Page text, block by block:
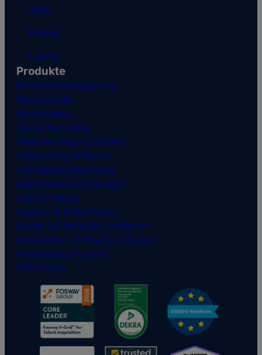
Jobs
Presse
Events
Produkte
Bewerbermanagement
Karriereseite
Multiposting
Social Recruiting
Stellenanzeigen schalten
Onboarding Software
Arbeitgeberbewertung
Mitarbeiterempfehlungen
Agency Modul
Support & Hilfe-Center
Kodex für ethisches Verhalten
Datenschutz Software & Service
Hinweisgebersystem
ESG-Policy